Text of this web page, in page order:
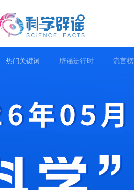
热门关键词 辟谣进行时 流言榜